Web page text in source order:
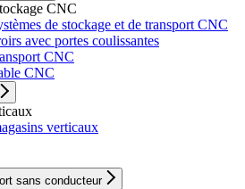
CNC
de stockage et de transport CNC
avec portes coulissantes
CNC
CNC
verticaux
sans conducteur